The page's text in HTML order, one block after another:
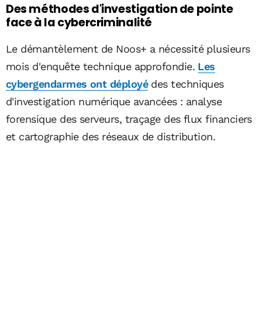
Des méthodes d'investigation de pointe
face à la cybercriminalité
Le démantèlement de Noos+ a nécessité plusieurs
mois d'enquête technique approfondie. Les
cybergendarmes ont déployédes techniques
d'investigation numérique avancées : analyse
forensique des serveurs, traçage des flux financiers
et cartographie des réseaux de distribution.